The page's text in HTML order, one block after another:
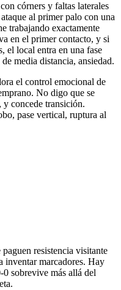
córners y faltas laterales
al primer palo con una
trabajando exactamente
en el primer contacto, y si
el local entra en una fase
media distancia, ansiedad.
el control emocional de
No digo que se
y concede transición.
pase vertical, ruptura al
resistencia visitante
inventar marcadores. Hay
0 sobrevive más allá del